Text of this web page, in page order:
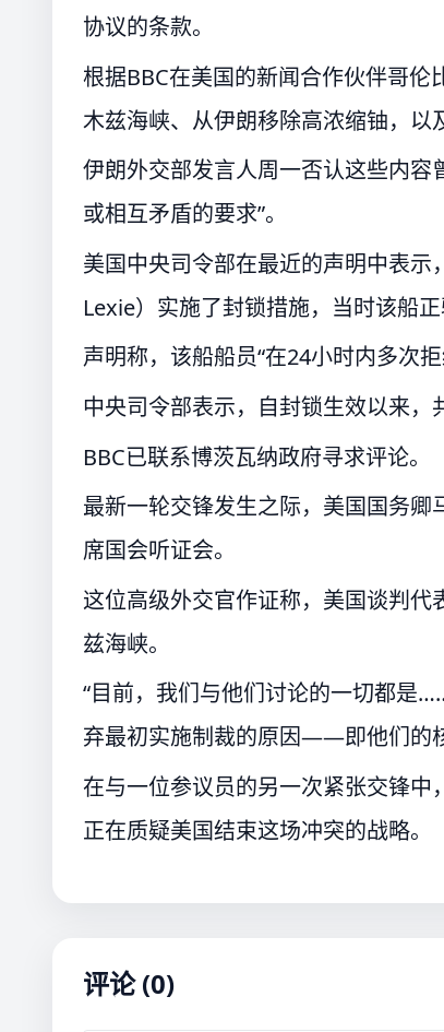
协议的条款。
根据BBC在美国的新闻合作伙伴哥伦
木兹海峡、从伊朗移除高浓缩铀，以
伊朗外交部发言人周一否认这些内容
或相互矛盾的要求”。
美国中央司令部在最近的声明中表示
Lexie）实施了封锁措施，当时该船
声明称，该船船员“在24小时内多次拒
中央司令部表示，自封锁生效以来，
BBC已联系博茨瓦纳政府寻求评论。
最新一轮交锋发生之际，美国国务
席国会听证会。
这位高级外交官作证称，美国谈判
兹海峡。
“目前，我们与他们讨论的一切都是
弃最初实施制裁的原因——即他们的
在与一位参议员的另一次紧张交锋中
正在质疑美国结束这场冲突的战略。
评论 (0)